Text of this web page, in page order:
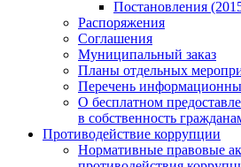
Постановления
Распоряжения
Соглашения
Муниципальный заказ
Планы отдельных
Перечень
О бесплатном
в собственность
Противодействие коррупции
Нормативные правовые